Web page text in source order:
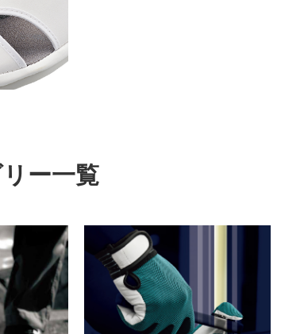
ー一覧